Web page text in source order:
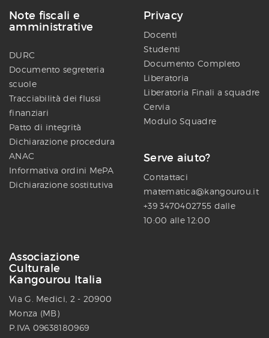
Note fiscali e
amministrative
DURC
Documento segreteria
scuole
Tracciabilità dei flussi
finanziari
Patto di integrità
Dichiarazione procedura
ANAC
Informativa ordini MePA
Dichiarazione sostitutiva
Privacy
Docenti
Studenti
Documento Completo
Liberatoria
Liberatoria Finali a squadre
Cervia
Modulo Squadre
Serve aiuto?
Contattaci
matematica@kangourou.it
+39 3470402755 dalle
10:00 alle 12:00
Associazione
Culturale
Kangourou Italia
Via G. Medici, 2 - 20900
Monza (MB)
P.IVA 09638180969